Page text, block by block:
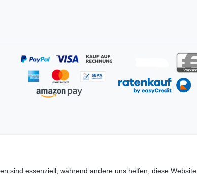
sind essenziell, während andere uns helfen, diese Website